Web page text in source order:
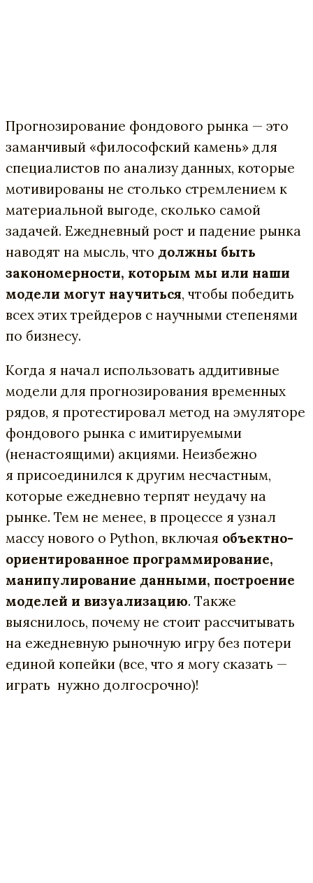
Прогнозирование фондового рынка — это
заманчивый «философский камень» для
специалистов по анализу данных, которые
мотивированы не столько стремлением к
материальной выгоде, сколько самой
задачей. Ежедневный рост и падение рынка
наводят на мысль, что должны быть
закономерности, которым мы или наши
модели могут научиться, чтобы победить
всех этих трейдеров с научными степенями
по бизнесу.
Когда я начал использовать аддитивные
модели для прогнозирования временных
рядов, я протестировал метод на эмуляторе
фондового рынка с имитируемыми
(ненастоящими) акциями. Неизбежно
я присоединился к другим несчастным,
которые ежедневно терпят неудачу на
рынке. Тем не менее, в процессе я узнал
массу нового о Python, включая объектно-
ориентированное программирование,
манипулирование данными, построение
моделей и визуализацию. Также
выяснилось, почему не стоит рассчитывать
на ежедневную рыночную игру без потери
единой копейки (все, что я могу сказать —
играть нужно долгосрочно)!